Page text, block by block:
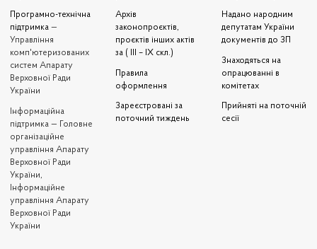
Програмно-технічна
підтримка —
Управління
комп'ютеризованих
систем Апарату
Верховної Ради
України
Iнформаційна
підтримка — Головне
організаційне
управління Апарату
Верховної Ради
України,
Інформаційне
управління Апарату
Верховної Ради
України
Архів
законопроєктів,
проєктів інших актів
за ( III – IX скл.)
Правила
оформлення
Зареєстровані за
поточний тиждень
Надано народним
депутатам України
документів до ЗП
Знаходяться на
опрацюванні в
комітетах
Прийняті на поточній
сесії